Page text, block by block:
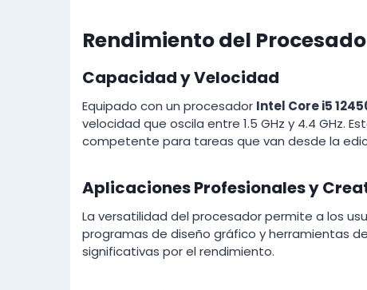
Rendimiento del
Capacidad y Velocidad
Equipado con un procesador Intel Core i5
velocidad que oscila entre 1.5 GHz y 4.4 GHz.
competente para tareas que van desde la
Aplicaciones Profesionales y
La versatilidad del procesador permite a los
programas de diseño gráfico y herramientas
significativas por el rendimiento.